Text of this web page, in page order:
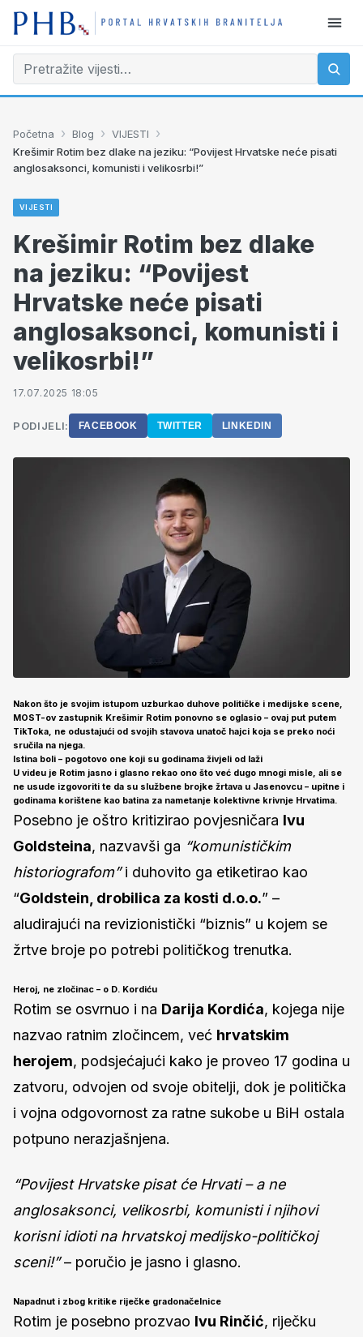
Početna › Blog › VIJESTI ›
Krešimir Rotim bez dlake na jeziku: “Povijest Hrvatske neće pisati
anglosaksonci, komunisti i velikosrbi!”
VIJESTI
Krešimir Rotim bez dlake
na jeziku: “Povijest
Hrvatske neće pisati
anglosaksonci, komunisti i
velikosrbi!”
17.07.2025 18:05
PODIJELI: FACEBOOK TWITTER LINKEDIN
Nakon što je svojim istupom uzburkao duhove političke i medijske scene,
MOST-ov zastupnik Krešimir Rotim ponovno se oglasio – ovaj put putem
TikToka, ne odustajući od svojih stavova unatoč hajci koja se preko noći
sručila na njega.
Istina boli – pogotovo one koji su godinama živjeli od laži
U videu je Rotim jasno i glasno rekao ono što već dugo mnogi misle, ali se
ne usude izgovoriti te da su službene brojke žrtava u Jasenovcu – upitne i
godinama korištene kao batina za nametanje kolektivne krivnje Hrvatima.
Posebno je oštro kritizirao povjesničara Ivu
Goldsteina, nazvavši ga “komunističkim
historiografom”i duhovito ga etiketirao kao
“Goldstein, drobilica za kosti d.o.o.” –
aludirajući na revizionistički “biznis” u kojem se
žrtve broje po potrebi političkog trenutka.
Heroj, ne zločinac – o D. Kordiću
Rotim se osvrnuo i na Darija Kordića, kojega nije
nazvao ratnim zločincem, već hrvatskim
herojem, podsjećajući kako je proveo 17 godina u
zatvoru, odvojen od svoje obitelji, dok je politička
i vojna odgovornost za ratne sukobe u BiH ostala
potpuno nerazjašnjena.
“Povijest Hrvatske pisat će Hrvati – a ne
anglosaksonci, velikosrbi, komunisti i njihovi
korisni idioti na hrvatskoj medijsko-političkoj
sceni!”– poručio je jasno i glasno.
Napadnut i zbog kritike riječke gradonačelnice
Rotim je posebno prozvao Ivu Rinčić, riječku